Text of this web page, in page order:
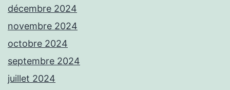
décembre 2024
novembre 2024
octobre 2024
septembre 2024
juillet 2024